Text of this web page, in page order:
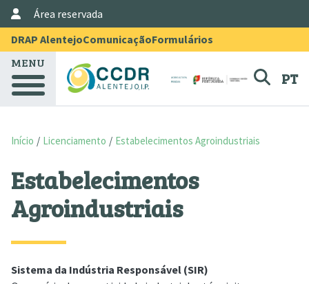
Passar para o conteúdo principal
Menu Topo
DRAP AlentejoComunicaçãoFormulários
User Account Menu
Área reservada
MENU
PT
Início Licenciamento Estabelecimentos Agroindustriais
Estabelecimentos
Agroindustriais
Sistema da Indústria Responsável (SIR)